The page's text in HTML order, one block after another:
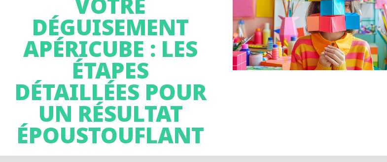
DÉGUISEMENT
APÉRICUBE : LES
ÉTAPES
DÉTAILLÉES POUR
UN RÉSULTAT
ÉPOUSTOUFLANT